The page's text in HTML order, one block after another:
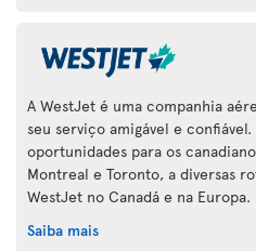
A WestJet é uma companhia
seu serviço amigável e
oportunidades para os
Montreal e Toronto, a diversas
WestJet no Canadá e na Europa.
Saiba mais